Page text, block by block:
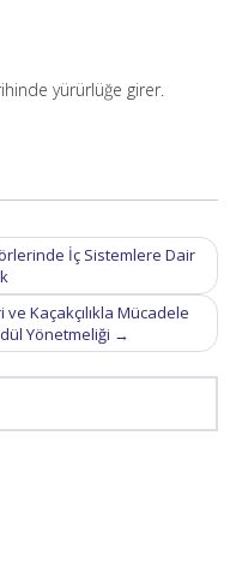
yürürlüğe girer.
İç Sistemlere Dair
Kaçakçılıkla Mücadele
Yönetmeliği →